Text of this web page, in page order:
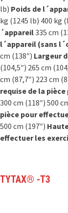
lb) Poids de
kg (1245 lb) 400 kg
´appareil335 cm
l´appareil (sans
cm (138″) Largeur
(104,5″) 265 cm
cm (87,7″) 223 cm
requise de la
300 cm (118″) 500
pièce pour
500 cm (197″)
effectuer les
TYTAX® -T3